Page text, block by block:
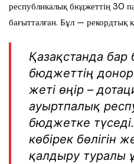
республикалық бюджеттің 30
бағытталған. Бұл — рекордтық
Қазақстанда бар
бюджеттің
жеті өңір –
ауыртпалық
бюджетке
көбірек бөлігін
қалдыру туралы